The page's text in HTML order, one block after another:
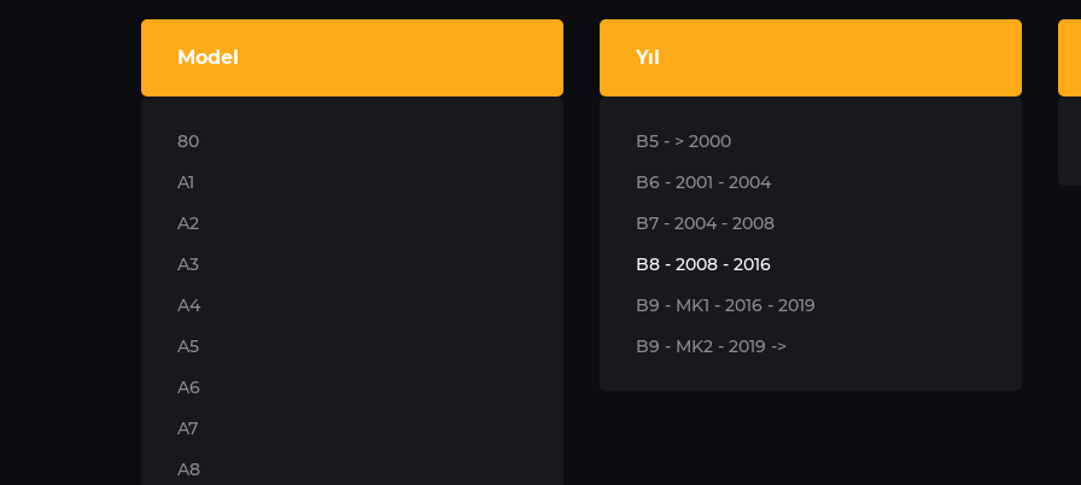
Model
80
A1
A2
A3
A4
A5
A6
A7
A8
Yıl
B5 - > 2000
B6 - 2001 - 2004
B7 - 2004 - 2008
B8 - 2008 - 2016
B9 - MK1 - 2016 - 2019
B9 - MK2 - 2019 ->